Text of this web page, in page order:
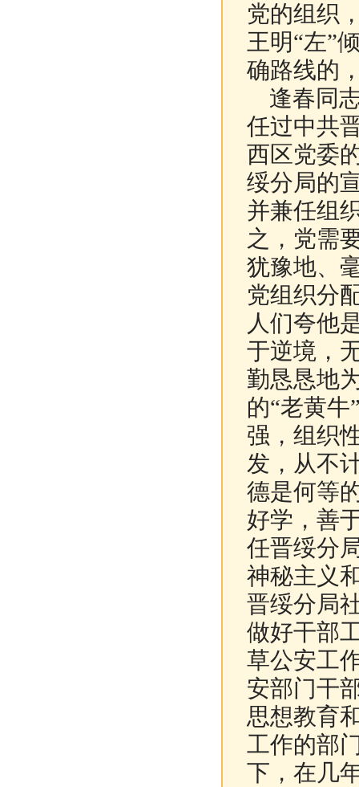
党的组织
王明“左”
确路线的
逢春同
任过中共
西区党委
绥分局的
并兼任组
之，党需
犹豫地、
党组织分
人们夸他
于逆境，
勤恳恳地
的“老黄
强，组织
发，从不
德是何等
好学，善
任晋绥分
神秘主义
晋绥分局
做好干部
草公安工
安部门干
思想教育
工作的部
下，在几